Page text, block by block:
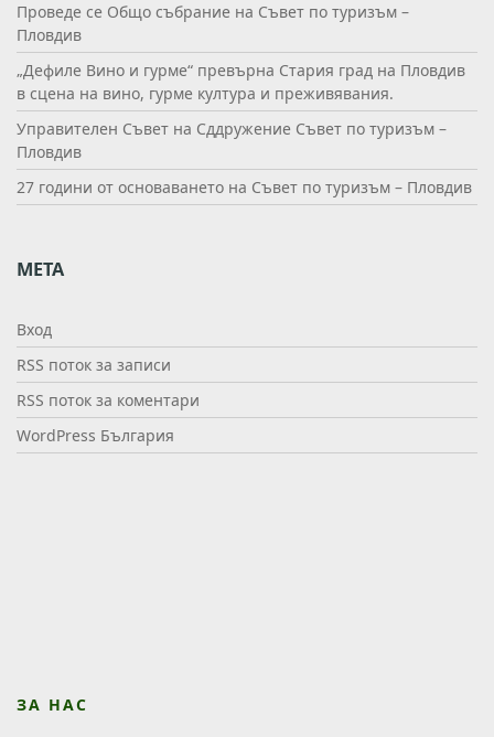
Проведе се Общо събрание на Съвет по туризъм –
Пловдив
„Дефиле Вино и гурме“ превърна Стария град на Пловдив
в сцена на вино, гурме култура и преживявания.
Управителен Съвет на Сддружение Съвет по туризъм –
Пловдив
27 години от основаването на Съвет по туризъм – Пловдив
МЕТА
Вход
RSS поток за записи
RSS поток за коментари
WordPress България
ЗА НАС